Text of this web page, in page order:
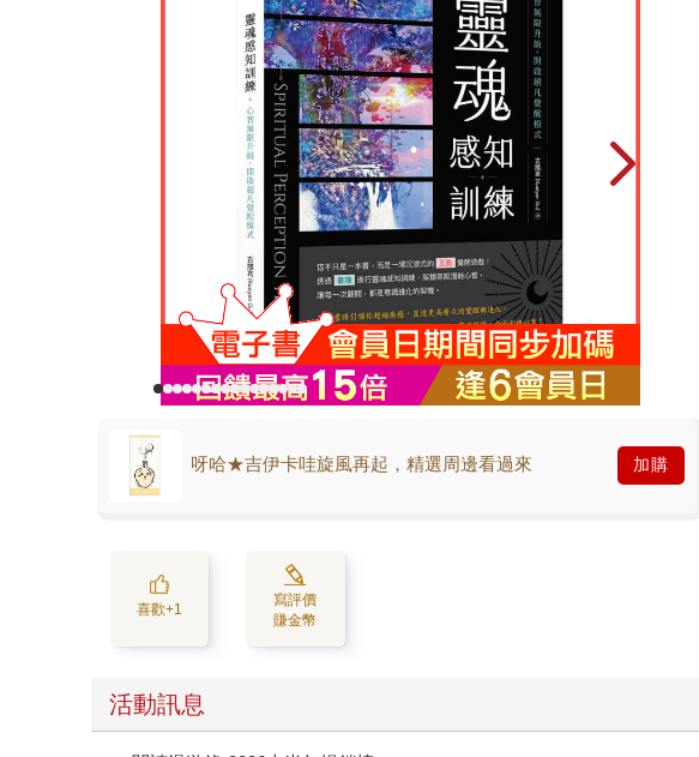
呀哈★吉伊卡哇旋風再起，精選周邊看過來 加購
喜歡+1
寫評價
賺金幣
活動訊息